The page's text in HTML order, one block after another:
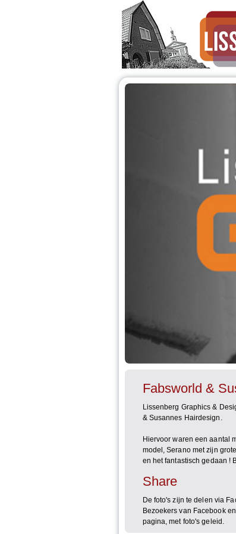
Fabsworld &
Lissenberg Graphics &
& Susannes Hairdesign.
Hiervoor waren een aantal
model, Serano met zijn
en het fantastisch gedaan !
Share
De foto's zijn te delen via
Bezoekers van Facebook
pagina, met foto's geleid.